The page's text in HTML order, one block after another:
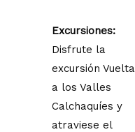
Excursiones:
Disfrute la
excursión Vuelta
a los Valles
Calchaquíes y
atraviese el